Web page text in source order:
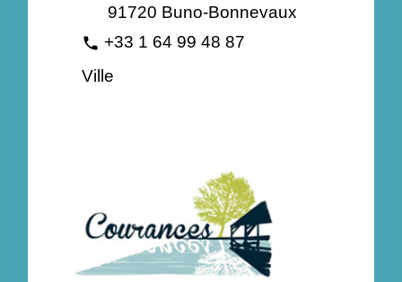
91720 Buno-Bonnevaux
phone +33 1 64 99 48 87
Ville